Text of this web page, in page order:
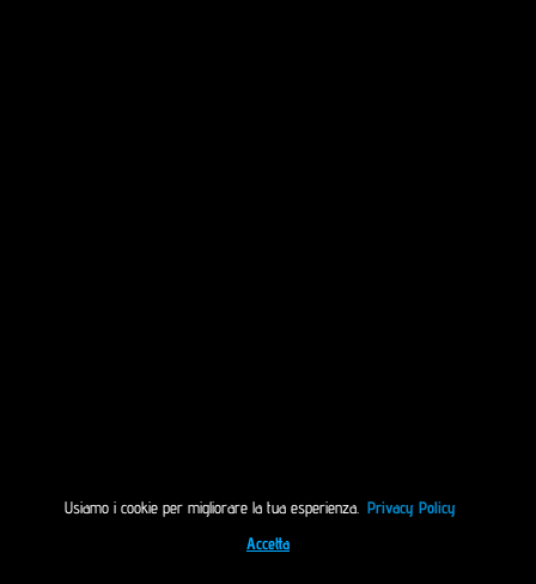
Usiamo i cookie per migliorare la tua esperienza. Privacy Policy
Accetta